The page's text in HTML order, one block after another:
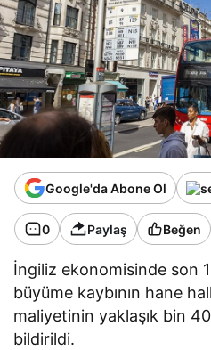
Google'da Abone Ol
0 Paylaş Beğen
İngiliz ekonomisinde son
büyüme kaybının hane
maliyetinin yaklaşık bin
bildirildi.